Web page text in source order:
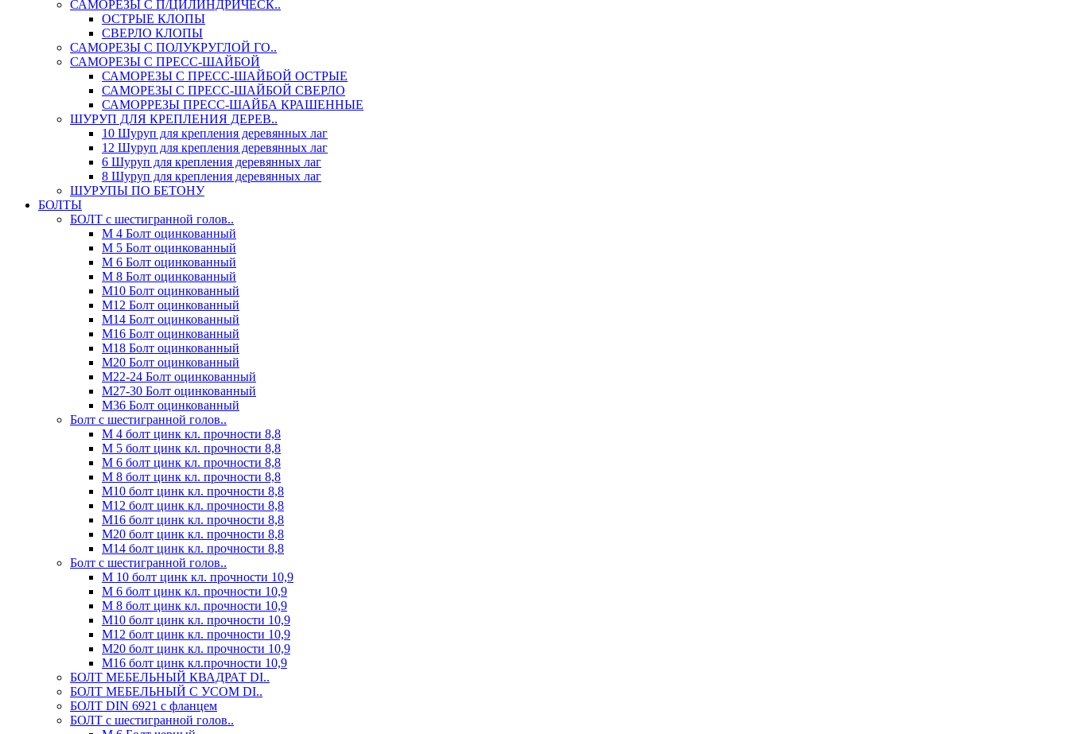
САМОРЕЗЫ С П/ЦИЛИНДРИЧЕСК..
ОСТРЫЕ КЛОПЫ
СВЕРЛО КЛОПЫ
САМОРЕЗЫ С ПОЛУКРУГЛОЙ ГО..
САМОРЕЗЫ С ПРЕСС-ШАЙБОЙ
САМОРЕЗЫ С ПРЕСС-ШАЙБОЙ ОСТРЫЕ
САМОРЕЗЫ С ПРЕСС-ШАЙБОЙ СВЕРЛО
САМОРРЕЗЫ ПРЕСС-ШАЙБА КРАШЕННЫЕ
ШУРУП ДЛЯ КРЕПЛЕНИЯ ДЕРЕВ..
10 Шуруп для крепления деревянных лаг
12 Шуруп для крепления деревянных лаг
6 Шуруп для крепления деревянных лаг
8 Шуруп для крепления деревянных лаг
ШУРУПЫ ПО БЕТОНУ
БОЛТЫ
БОЛТ с шестигранной голов..
М 4 Болт оцинкованный
М 5 Болт оцинкованный
М 6 Болт оцинкованный
М 8 Болт оцинкованный
М10 Болт оцинкованный
М12 Болт оцинкованный
М14 Болт оцинкованный
М16 Болт оцинкованный
М18 Болт оцинкованный
М20 Болт оцинкованный
М22-24 Болт оцинкованный
М27-30 Болт оцинкованный
М36 Болт оцинкованный
Болт с шестигранной голов..
М 4 болт цинк кл. прочности 8,8
М 5 болт цинк кл. прочности 8,8
М 6 болт цинк кл. прочности 8,8
М 8 болт цинк кл. прочности 8,8
М10 болт цинк кл. прочности 8,8
М12 болт цинк кл. прочности 8,8
М16 болт цинк кл. прочности 8,8
М20 болт цинк кл. прочности 8,8
М14 болт цинк кл. прочности 8,8
Болт с шестигранной голов..
М 10 болт цинк кл. прочности 10,9
М 6 болт цинк кл. прочности 10,9
М 8 болт цинк кл. прочности 10,9
М10 болт цинк кл. прочности 10,9
М12 болт цинк кл. прочности 10,9
М20 болт цинк кл. прочности 10,9
М16 болт цинк кл.прочности 10,9
БОЛТ МЕБЕЛЬНЫЙ КВАДРАТ DI..
БОЛТ МЕБЕЛЬНЫЙ С УСОМ DI..
БОЛТ DIN 6921 c фланцем
БОЛТ с шестигранной голов..